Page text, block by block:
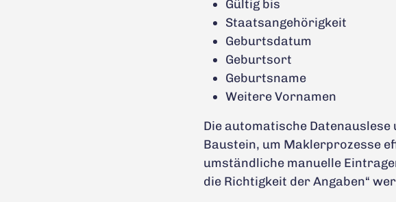
Gültig bis
Staatsangehörigkeit
Geburtsdatum
Geburtsort
Geburtsname
Weitere Vornamen
Die automatische
Baustein, um Maklerprozesse
umständliche manuelle
die Richtigkeit der Angaben“